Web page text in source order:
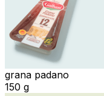
grana padano
150 g